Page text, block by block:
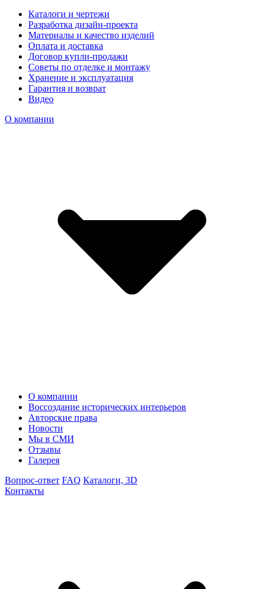
Каталоги и чертежи
Разработка дизайн-проекта
Материалы и качество изделий
Оплата и доставка
Договор купли-продажи
Советы по отделке и монтажу
Хранение и эксплуатация
Гарантия и возврат
Видео
О компании
О компании
Воссоздание исторических интерьеров
Авторские права
Новости
Мы в СМИ
Отзывы
Галерея
Вопрос-ответ FAQ Каталоги, 3D
Контакты